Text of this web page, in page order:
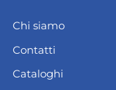
Chi siamo
Contatti
Cataloghi